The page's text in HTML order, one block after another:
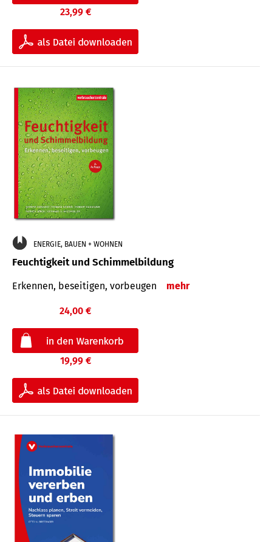
23,99 €
ENERGIE, BAUEN + WOHNEN
Feuchtigkeit und Schimmelbildung
Erkennen, beseitigen, vorbeugen mehr
24,00 €
19,99 €